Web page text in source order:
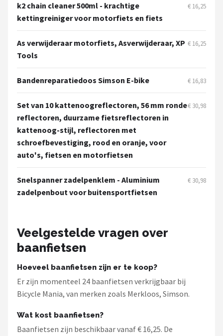
Voltano
Cortina
Alle merken →
k2 chain cleaner 500ml - krachtige
kettingreiniger voor motorfiets en fiets
€ 16,25
As verwijderaar motorfiets, Asverwijderaar, XP
Tools
€ 16,25
Bandenreparatiedoos Simson E-bike € 16,83
Set van 10 kattenoogreflectoren, 56 mm ronde
reflectoren, duurzame fietsreflectoren in
kattenoog-stijl, reflectoren met
schroefbevestiging, rood en oranje, voor
auto's, fietsen en motorfietsen
€ 30,98
Snelspanner zadelpenklem - Aluminium
zadelpenbout voor buitensportfietsen
€ 30,98
Veelgestelde vragen over
baanfietsen
Hoeveel baanfietsen zijn er te koop?
Er zijn momenteel 24 baanfietsen verkrijgbaar bij
Bicycle Mania, van merken zoals Merkloos, Simson.
Wat kost baanfietsen?
Baanfietsen zijn beschikbaar vanaf € 16,25. De